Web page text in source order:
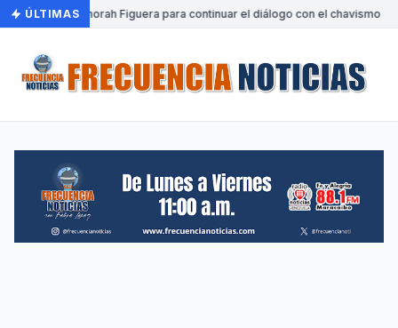
ÚLTIMAS
a Venezuela Dinorah Figuera para continuar el diálogo con el chavismo